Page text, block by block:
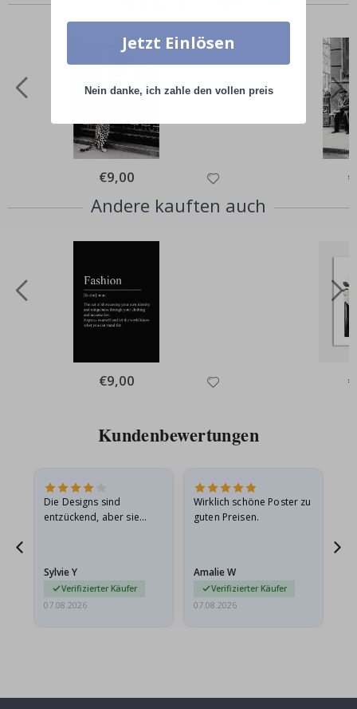
Special
Price
€9,00
Andere kauften auch
Special
Price
€9,00
Kundenbewertungen
Die Designs sind
entzückend, aber sie
sie…
Sylvie Y
Verifizierter Käufer
07.08.2026
Wirklich schöne Poster zu
guten Preisen.
Amalie W
Verifizierter Käufer
07.08.2026
Jetzt Einlösen
Nein danke, ich zahle den vollen preis